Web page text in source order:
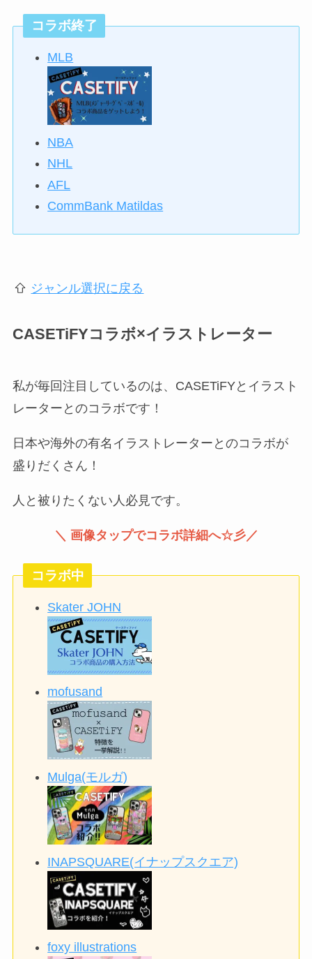
コラボ終了
MLB
NBA
NHL
AFL
CommBank Matildas
ジャンル選択に戻る
CASETiFYコラボ×イラストレーター
私が毎回注目しているのは、CASETiFYとイラスト
レーターとのコラボです！
日本や海外の有名イラストレーターとのコラボが
盛りだくさん！
人と被りたくない人必見です。
＼ 画像タップでコラボ詳細へ☆彡／
コラボ中
Skater JOHN
mofusand
Mulga(モルガ)
INAPSQUARE(イナップスクエア)
foxy illustrations